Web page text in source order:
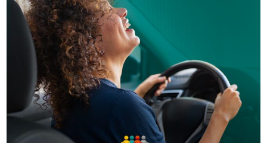
Segurança
Golpes por WhatsApp levam à apreensão de dois
adolescentes em SC